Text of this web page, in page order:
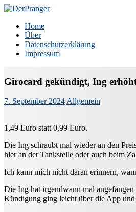
Zum
springen
DerPranger
Finanzen, Freiheit, Prangerei
Home
Über
Datenschutzerklärung
Impressum
Girocard gekündigt, Ing
7. September 2024Allgemein
1,49 Euro statt 0,99 Euro.
Die Ing schraubt mal wieder an den
hier an der Tankstelle oder auch beim
Ich kann mich nicht daran erinnern,
Die Ing hat irgendwann mal
Kündigung ging leicht über die App